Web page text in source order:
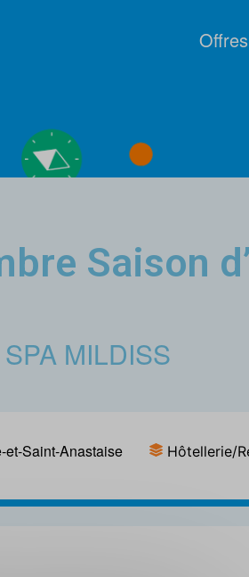
Saison
MILDISS
et-Saint-Anastaise Hôtellerie/